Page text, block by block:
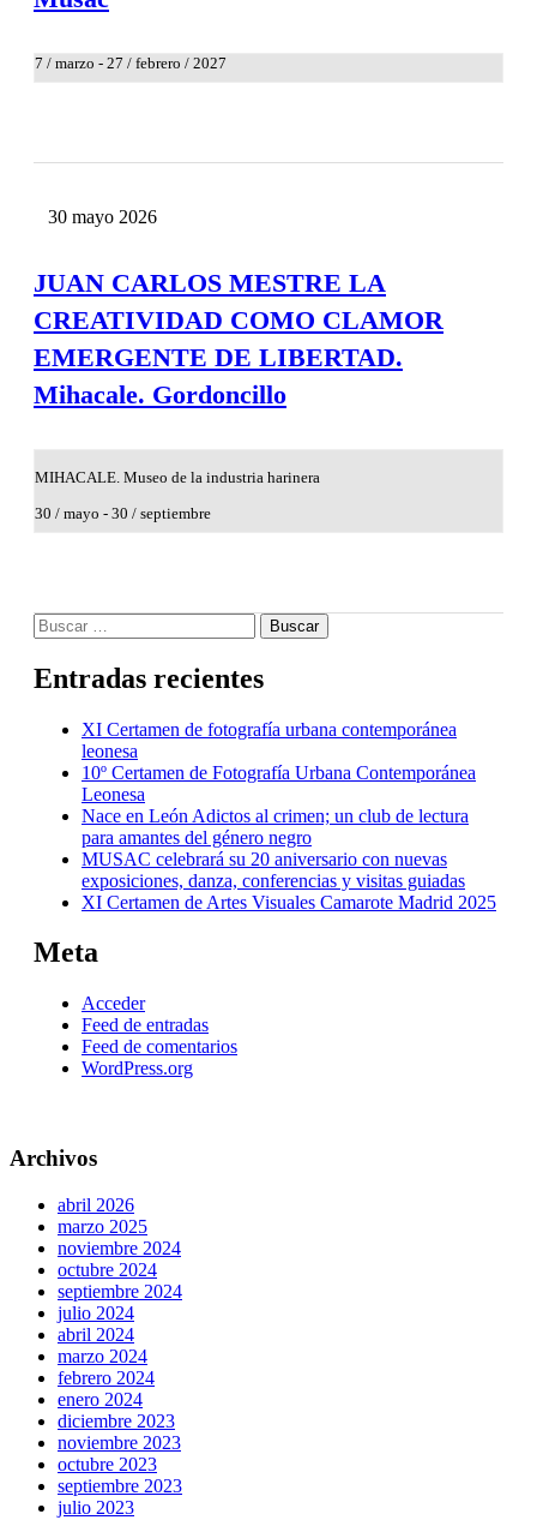
7 / marzo - 27 / febrero / 2027
30 mayo 2026
JUAN CARLOS MESTRE LA
CREATIVIDAD COMO CLAMOR
EMERGENTE DE LIBERTAD.
Mihacale. Gordoncillo
MIHACALE. Museo de la industria harinera
30 / mayo - 30 / septiembre
Buscar:
Entradas recientes
XI Certamen de fotografía urbana contemporánea
leonesa
10º Certamen de Fotografía Urbana Contemporánea
Leonesa
Nace en León Adictos al crimen; un club de lectura
para amantes del género negro
MUSAC celebrará su 20 aniversario con nuevas
exposiciones, danza, conferencias y visitas guiadas
XI Certamen de Artes Visuales Camarote Madrid 2025
Meta
Acceder
Feed de entradas
Feed de comentarios
WordPress.org
Archivos
abril 2026
marzo 2025
noviembre 2024
octubre 2024
septiembre 2024
julio 2024
abril 2024
marzo 2024
febrero 2024
enero 2024
diciembre 2023
noviembre 2023
octubre 2023
septiembre 2023
julio 2023